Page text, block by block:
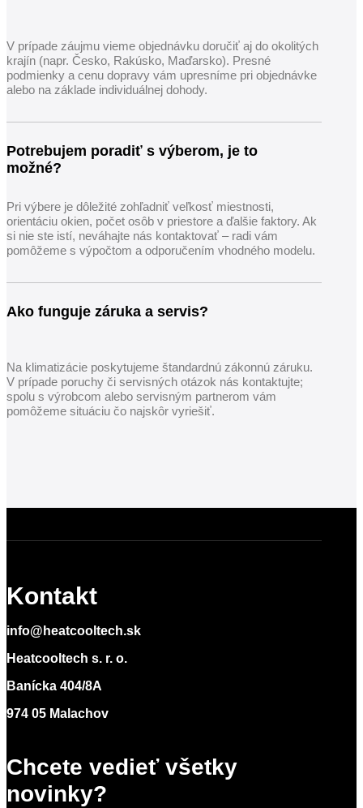
V prípade záujmu vieme objednávku doručiť aj do okolitých
krajín (napr. Česko, Rakúsko, Maďarsko). Presné
podmienky a cenu dopravy vám upresníme pri objednávke
alebo na základe individuálnej dohody.
Potrebujem poradiť s výberom, je to
možné?
Pri výbere je dôležité zohľadniť veľkosť miestnosti,
orientáciu okien, počet osôb v priestore a ďalšie faktory. Ak
si nie ste istí, neváhajte nás kontaktovať – radi vám
pomôžeme s výpočtom a odporučením vhodného modelu.
Ako funguje záruka a servis?
Na klimatizácie poskytujeme štandardnú zákonnú záruku.
V prípade poruchy či servisných otázok nás kontaktujte;
spolu s výrobcom alebo servisným partnerom vám
pomôžeme situáciu čo najskôr vyriešiť.
Kontakt
info@heatcooltech.sk
Heatcooltech s. r. o.
Banícka 404/8A
974 05 Malachov
Chcete vedieť všetky
novinky?